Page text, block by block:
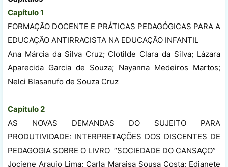
Capítulo 1
FORMAÇÃO DOCENTE E PRÁTICAS PEDAGÓGICAS PARA A
EDUCAÇÃO ANTIRRACISTA NA EDUCAÇÃO INFANTIL
Ana Márcia da Silva Cruz; Clotilde Clara da Silva; Lázara
Aparecida Garcia de Souza; Nayanna Medeiros Martos;
Nelci Blasanufo de Souza Cruz
Capítulo 2
AS NOVAS DEMANDAS DO SUJEITO PARA
PRODUTIVIDADE: INTERPRETAÇÕES DOS DISCENTES DE
PEDAGOGIA SOBRE O LIVRO “SOCIEDADE DO CANSAÇO”
Jociene Araujo Lima; Carla Maraisa Sousa Costa; Edjanete